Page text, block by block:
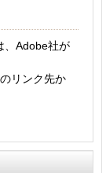
、Adobe社が
リンク先か